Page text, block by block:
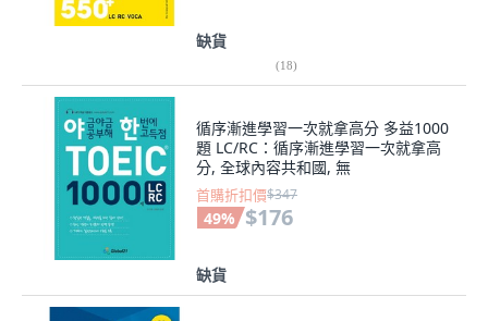
缺貨
(18)
循序漸進學習一次就拿高分 多益1000
題 LC/RC：循序漸進學習一次就拿高
分, 全球內容共和國, 無
首購折扣價$347
49% $176
缺貨